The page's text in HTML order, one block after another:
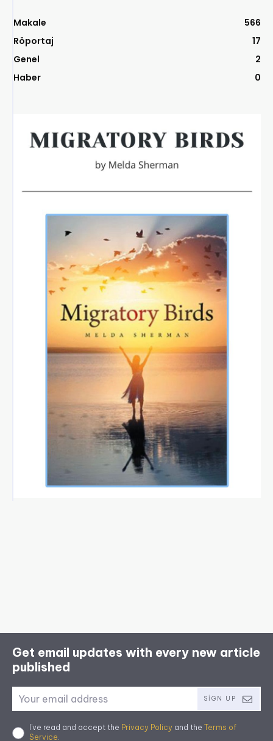
Makale
566
Röportaj
17
Genel
2
Haber
0
Get email updates with every new article
published
SIGN UP
I've read and accept the Privacy Policy and the Terms of
Service.